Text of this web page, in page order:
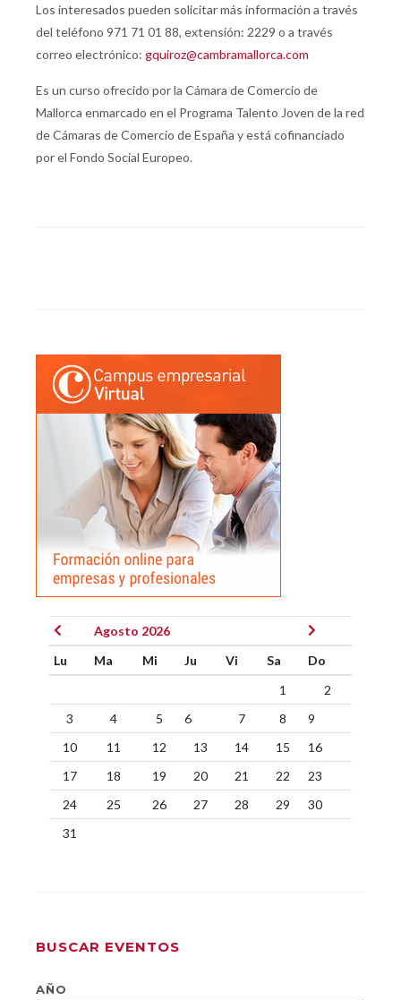
Los interesados pueden solicitar más información a través
del teléfono 971 71 01 88, extensión: 2229 o a través
correo electrónico: gquiroz@cambramallorca.com
Es un curso ofrecido por la Cámara de Comercio de
Mallorca enmarcado en el Programa Talento Joven de la red
de Cámaras de Comercio de España y está cofinanciado
por el Fondo Social Europeo.
Agosto 2026
Lu
Ma Mi Ju Vi Sa
Do
1
2
3
4 5 6 7 8
9
10
11 12 13 14 15
16
17
18 19 20 21 22
23
24
25 26 27 28 29
30
31
BUSCAR EVENTOS
AÑO